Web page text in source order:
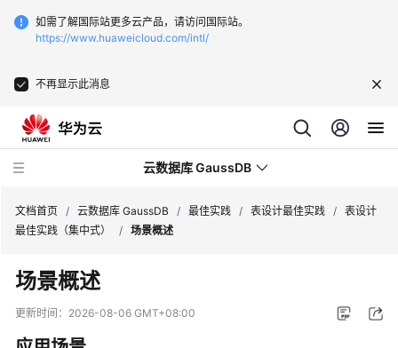
如需了解国际站更多云产品，请访问国际站。
https://www.huaweicloud.com/intl/
不再显示此消息
云数据库 GaussDB
最
新
动
文档首页 / 云数据库 GaussDB / 最佳实践 / 表设计最佳实践 / 表设计
最佳实践（集中式）
/ 场景概述
场景概述
更新时间： 2026-08-06 GMT+08:00